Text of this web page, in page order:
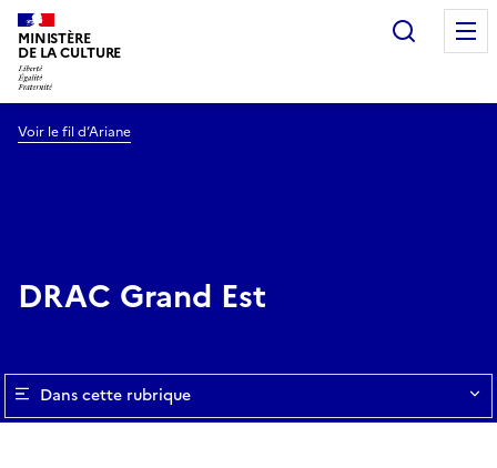
MINISTÈRE
DE LA CULTURE
Voir le fil d’Ariane
DRAC Grand Est
Dans cette rubrique